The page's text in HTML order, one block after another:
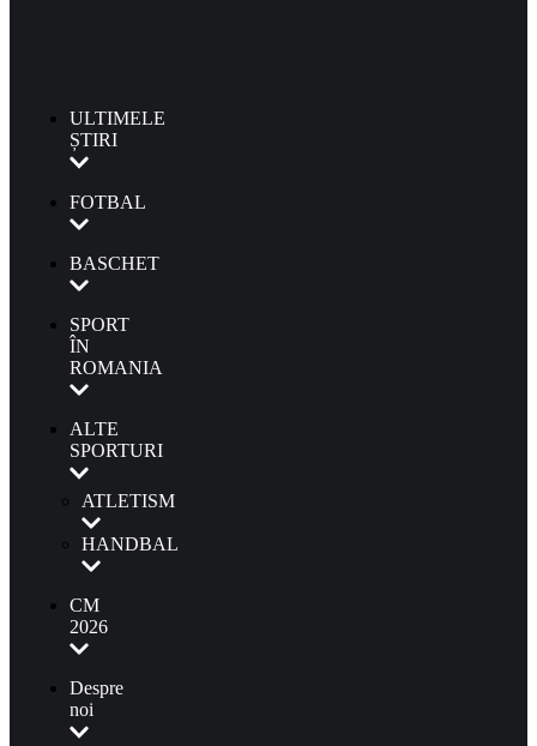
ULTIMELE
ȘTIRI
FOTBAL
BASCHET
SPORT
ÎN
ROMANIA
ALTE
SPORTURI
ATLETISM
HANDBAL
CM
2026
Despre
noi